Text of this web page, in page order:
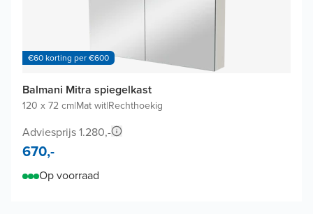
€60 korting per €600
Balmani Mitra spiegelkast
120 x 72 cm|Mat wit|Rechthoekig
Adviesprijs 1.280,-
670,-
Op voorraad